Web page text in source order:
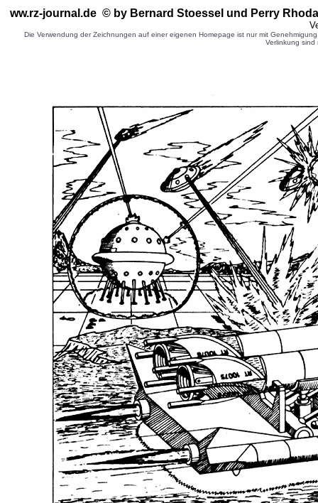
ww.rz-journal.de © by Bernard Stoessel und Perry
Die Verwendung der Zeichnungen auf einer eigenen Homepage ist nur mit
Verlinkung sind